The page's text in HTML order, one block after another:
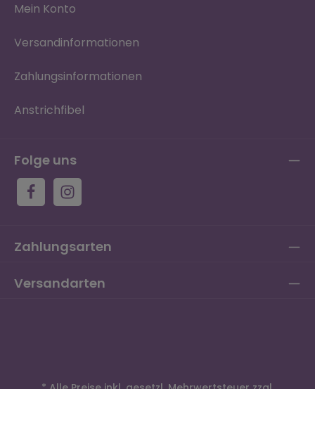
Mein Konto
Versandinformationen
Zahlungsinformationen
Anstrichfibel
Folge uns
Zahlungsarten
Versandarten
* Alle Preise inkl. gesetzl. Mehrwertsteuer zzgl.